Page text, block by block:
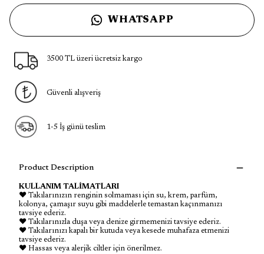
WHATSAPP
3500 TL üzeri ücretsiz kargo
Güvenli alışveriş
1-5 İş günü teslim
Product Description
KULLANIM TALİMATLARI
♥ Takılarınızın renginin solmaması için su, krem, parfüm,
kolonya, çamaşır suyu gibi maddelerle temastan kaçınmanızı
tavsiye ederiz.
♥ Takılarınızla duşa veya denize girmemenizi tavsiye ederiz.
♥ Takılarınızı kapalı bir kutuda veya kesede muhafaza etmenizi
tavsiye ederiz.
♥ Hassas veya alerjik ciltler için önerilmez.